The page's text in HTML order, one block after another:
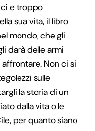
e troppo
sua vita, il libro
mondo, che gli
darà delle armi
Non ci si
sulle
la storia di un
dalla vita o le
per quanto siano